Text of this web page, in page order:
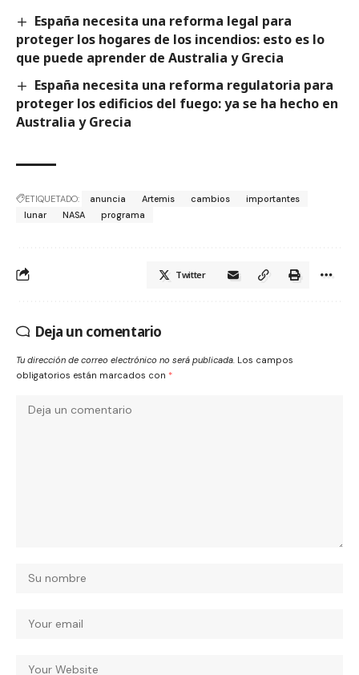
España necesita una reforma legal para
proteger los hogares de los incendios: esto es lo
que puede aprender de Australia y Grecia
España necesita una reforma regulatoria para
proteger los edificios del fuego: ya se ha hecho en
Australia y Grecia
ETIQUETADO: anuncia Artemis cambios
importantes
lunar
NASA programa
Twitter
Deja un comentario
Tu dirección de correo electrónico no será publicada. Los campos
obligatorios están marcados con *